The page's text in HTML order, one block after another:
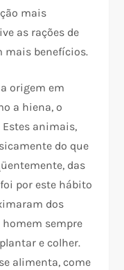
mais
as rações de
mais benefícios.
origem em
a hiena, o
animais,
do que
das
por este hábito
dos
sempre
e colher.
alimenta, come